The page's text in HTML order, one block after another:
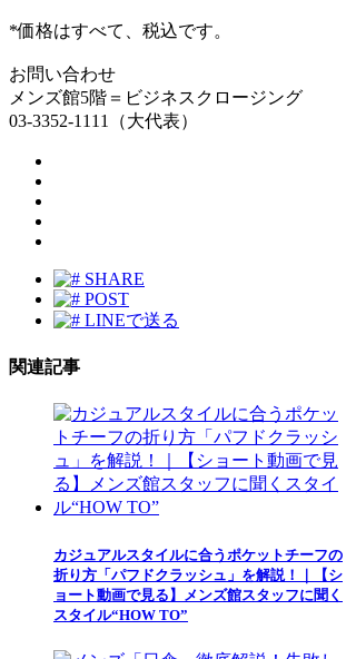
*価格はすべて、税込です。
お問い合わせ
メンズ館5階＝ビジネスクロージング
03-3352-1111（大代表）
SHARE
POST
LINEで送る
関連記事
カジュアルスタイルに合うポケットチーフの
折り方「パフドクラッシュ」を解説！｜【シ
ョート動画で見る】メンズ館スタッフに聞く
スタイル“HOW TO”